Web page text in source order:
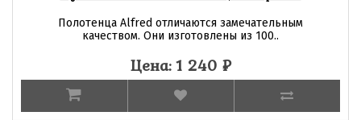
Полотенца Alfred отличаются замечательным
качеством. Они изготовлены из 100..
Цена: 1 240 ₽